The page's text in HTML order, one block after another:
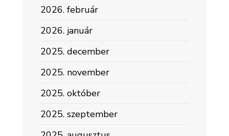
2026. február
2026. január
2025. december
2025. november
2025. október
2025. szeptember